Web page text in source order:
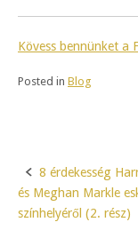
Kövess bennünket a
Posted in Blog
Post
navigation
8 érdekesség
és Meghan Markle
színhelyéről (2. rész)